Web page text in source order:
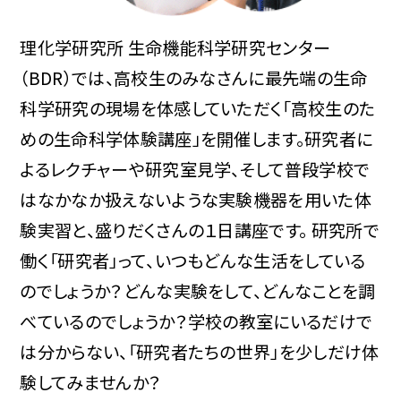
理化学研究所 生命機能科学研究センター
（BDR）では、高校生のみなさんに最先端の生命
科学研究の現場を体感していただく「高校生のた
めの生命科学体験講座」を開催します。研究者に
よるレクチャーや研究室見学、そして普段学校で
はなかなか扱えないような実験機器を用いた体
験実習と、盛りだくさんの１日講座です。 研究所で
働く「研究者」って、いつもどんな生活をしている
のでしょうか？どんな実験をして、どんなことを調
べているのでしょうか？学校の教室にいるだけで
は分からない、「研究者たちの世界」を少しだけ体
験してみませんか？